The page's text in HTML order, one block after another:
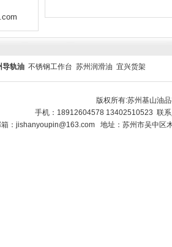
导轨油 不锈钢工作台 苏州润滑油 宜兴货架
版权所有:苏州基山油
手机：18912604578 13402510523 联
箱：jishanyoupin@163.com 地址：苏州市吴中区